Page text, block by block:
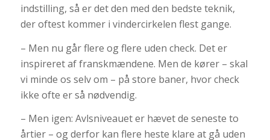
indstilling, så er det den med den bedste teknik,
der oftest kommer i vindercirkelen flest gange.
– Men nu går flere og flere uden check. Det er
inspireret af franskmændene. Men de kører – skal
vi minde os selv om – på store baner, hvor check
ikke ofte er så nødvendig.
– Men igen: Avlsniveauet er hævet de seneste to
årtier – og derfor kan flere heste klare at gå uden